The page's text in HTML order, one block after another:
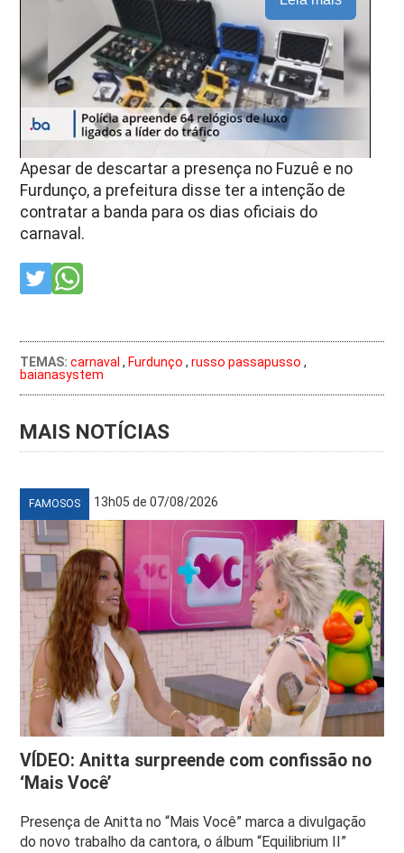
Apesar de descartar a presença no Fuzuê e no
Furdunço, a prefeitura disse ter a intenção de
contratar a banda para os dias oficiais do
carnaval.
TEMAS: carnaval , Furdunço ,russo passapusso ,
baianasystem
MAIS NOTÍCIAS
FAMOSOS 13h05 de 07/08/2026
VÍDEO: Anitta surpreende com confissão no
‘Mais Você’
Presença de Anitta no “Mais Você” marca a divulgação
do novo trabalho da cantora, o álbum “Equilibrium II”